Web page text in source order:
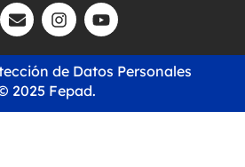
2025 Fepad.
de Datos Personales